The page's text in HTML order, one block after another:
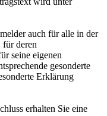
auch für alle in der
für deren
seine eigenen
gesonderte
Erklärung
erhalten Sie eine